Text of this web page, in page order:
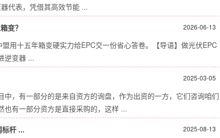
代表，凭借其高效节能 ...
变？ 2026-06-13
用十五年箱变硬实力给EPC交一份省心答卷。【导语】做光伏EPC
逆变器 ...
2025-03-05
，有一部分的是来自资方的询盘，作为出资的一方，它们咨询咱们
也有一部分资方是直接采购的，这样 ...
杆 ... 2025-08-13